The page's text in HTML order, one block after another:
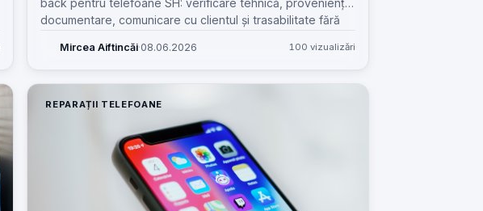
back pentru telefoane SH: verificare tehnică, proveniență,
documentare, comunicare cu clientul și trasabilitate fără
Mircea Aiftincăi·08.06.2026 100 vizualizări
REPARAȚII TELEFOANE